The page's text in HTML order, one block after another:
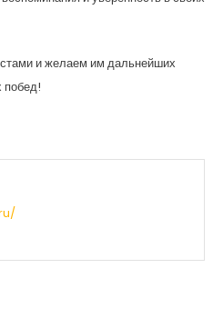
и желаем им дальнейших
побед!